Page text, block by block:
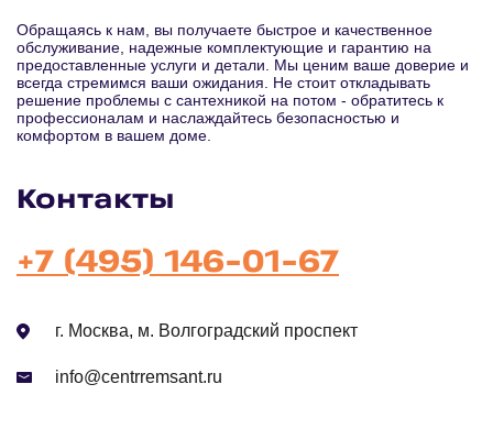
Обращаясь к нам, вы получаете быстрое и качественное
обслуживание, надежные комплектующие и гарантию на
предоставленные услуги и детали. Мы ценим ваше доверие и
всегда стремимся ваши ожидания. Не стоит откладывать
решение проблемы с сантехникой на потом - обратитесь к
профессионалам и наслаждайтесь безопасностью и
комфортом в вашем доме.
Контакты
+7 (495) 146-01-67
г. Москва, м. Волгоградский проспект
info@centrremsant.ru